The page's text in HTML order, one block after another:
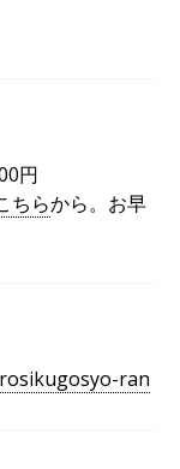
円
ちらから。お早
ran